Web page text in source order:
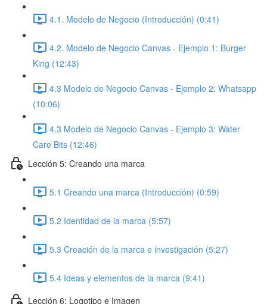
4.1. Modelo de Negocio (Introducción) (0:41)
4.2. Modelo de Negocio Canvas - Ejemplo 1: Burger
King (12:43)
4.3 Modelo de Negocio Canvas - Ejemplo 2: Whatsapp
(10:06)
4.3 Modelo de Negocio Canvas - Ejemplo 3: Water
Care Bits (12:46)
Lección 5: Creando una marca
5.1 Creando una marca (Introducción) (0:59)
5.2 Identidad de la marca (5:57)
5.3 Creación de la marca e investigación (5:27)
5.4 Ideas y elementos de la marca (9:41)
Lección 6: Logotipo e Imagen